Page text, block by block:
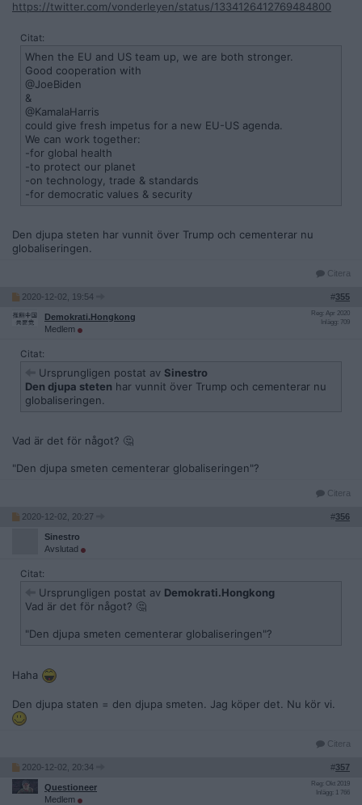
https://twitter.com/vonderleyen/status/1334126412769484800
Citat:
When the EU and US team up, we are both stronger.
Good cooperation with
@JoeBiden
&
@KamalaHarris
could give fresh impetus for a new EU-US agenda.
We can work together:
-for global health
-to protect our planet
-on technology, trade & standards
-for democratic values & security
Den djupa steten har vunnit över Trump och cementerar nu
globaliseringen.
Citera
2020-12-02, 19:54 #355
Demokrati.Hongkong
Medlem
Reg: Apr 2020
Inlägg: 709
Citat:
Ursprungligen postat av Sinestro
Den djupa steten har vunnit över Trump och cementerar nu
globaliseringen.
Vad är det för något? 🤔
"Den djupa smeten cementerar globaliseringen"?
Citera
2020-12-02, 20:27 #356
Sinestro
Avslutad
Citat:
Ursprungligen postat av Demokrati.Hongkong
Vad är det för något? 🤔
"Den djupa smeten cementerar globaliseringen"?
Haha
Den djupa staten = den djupa smeten. Jag köper det. Nu kör vi.
Citera
2020-12-02, 20:34 #357
Questioneer
Medlem
Reg: Okt 2019
Inlägg: 1 766